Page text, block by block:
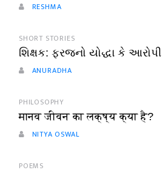
RESHMA
SHORT STORIES
શિક્ષક: ફરજનો યોદ્ધા કે આરોપી
ANURADHA
PHILOSOPHY
मानव जीवन का लक्ष्य क्या है?
NITYA OSWAL
POEMS